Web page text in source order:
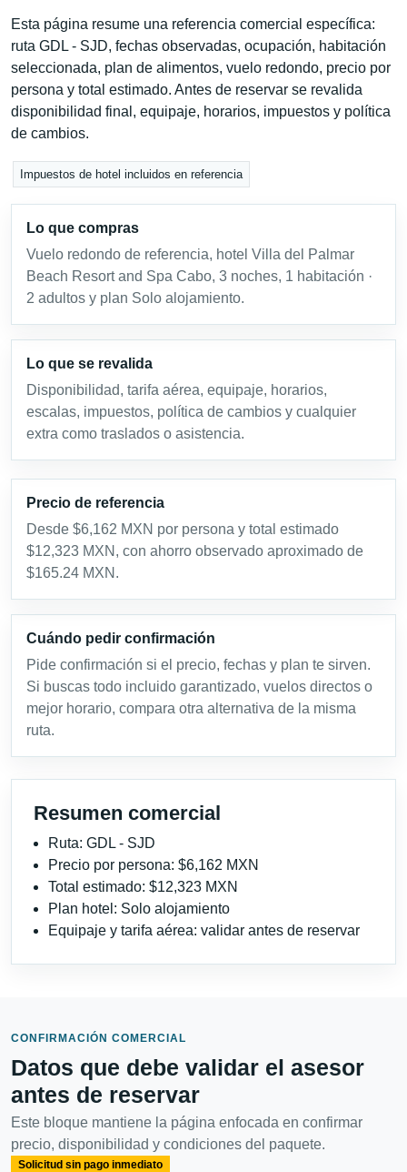
Esta página resume una referencia comercial específica:
ruta GDL - SJD, fechas observadas, ocupación, habitación
seleccionada, plan de alimentos, vuelo redondo, precio por
persona y total estimado. Antes de reservar se revalida
disponibilidad final, equipaje, horarios, impuestos y política
de cambios.
Impuestos de hotel incluidos en referencia
Lo que compras
Vuelo redondo de referencia, hotel Villa del Palmar
Beach Resort and Spa Cabo, 3 noches, 1 habitación ·
2 adultos y plan Solo alojamiento.
Lo que se revalida
Disponibilidad, tarifa aérea, equipaje, horarios,
escalas, impuestos, política de cambios y cualquier
extra como traslados o asistencia.
Precio de referencia
Desde $6,162 MXN por persona y total estimado
$12,323 MXN, con ahorro observado aproximado de
$165.24 MXN.
Cuándo pedir confirmación
Pide confirmación si el precio, fechas y plan te sirven.
Si buscas todo incluido garantizado, vuelos directos o
mejor horario, compara otra alternativa de la misma
ruta.
Resumen comercial
Ruta: GDL - SJD
Precio por persona: $6,162 MXN
Total estimado: $12,323 MXN
Plan hotel: Solo alojamiento
Equipaje y tarifa aérea: validar antes de reservar
CONFIRMACIÓN COMERCIAL
Datos que debe validar el asesor
antes de reservar
Este bloque mantiene la página enfocada en confirmar
precio, disponibilidad y condiciones del paquete.
Solicitud sin pago inmediato